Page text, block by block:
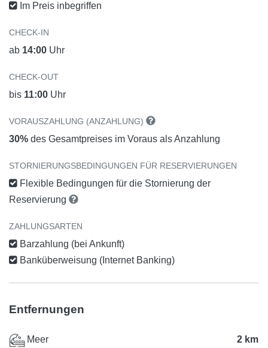
Im Preis inbegriffen
CHECK-IN
ab 14:00 Uhr
CHECK-OUT
bis 11:00 Uhr
VORAUSZAHLUNG (ANZAHLUNG)
30% des Gesamtpreises im Voraus als Anzahlung
STORNIERUNGSBEDINGUNGEN FÜR RESERVIERUNGEN
Flexible Bedingungen für die Stornierung der
Reservierung
ZAHLUNGSARTEN
Barzahlung (bei Ankunft)
Banküberweisung (Internet Banking)
Entfernungen
Meer 2 km